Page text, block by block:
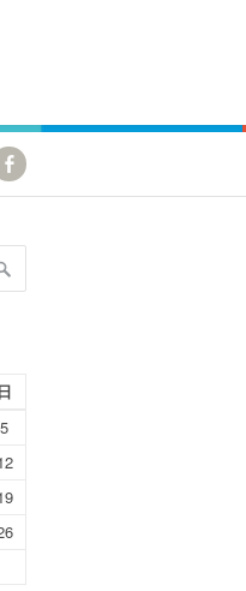
日
5